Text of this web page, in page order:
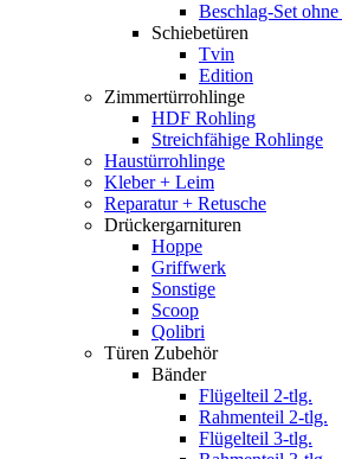
Beschlag-Set
Schiebetüren
Tvin
Edition
Zimmertürrohlinge
HDF Rohling
Streichfähige Rohlinge
Haustürrohlinge
Kleber + Leim
Reparatur + Retusche
Drückergarnituren
Hoppe
Griffwerk
Sonstige
Scoop
Qolibri
Türen Zubehör
Bänder
Flügelteil 2-tlg.
Rahmenteil 2-tlg.
Flügelteil 3-tlg.